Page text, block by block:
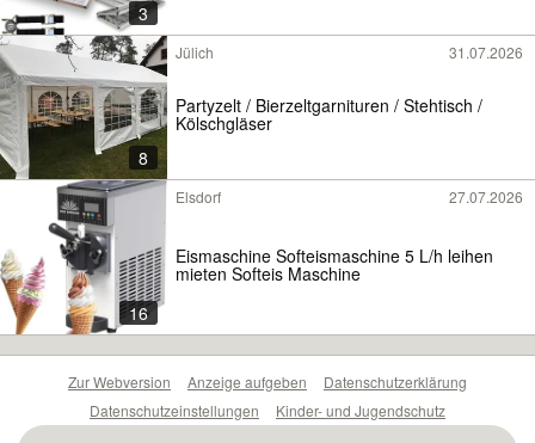
3
8
Jülich 31.07.2026
Partyzelt / Bierzeltgarnituren / Stehtisch /
Kölschgläser
16
Elsdorf 27.07.2026
Eismaschine Softeismaschine 5 L/h leihen
mieten Softeis Maschine
Zur Webversion Anzeige aufgeben
Datenschutzerklärung
Datenschutzeinstellungen
Kinder- und Jugendschutz